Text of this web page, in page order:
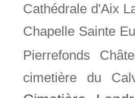
Cathédrale d'Aix
Chapelle Sainte
Pierrefonds
cimetière du